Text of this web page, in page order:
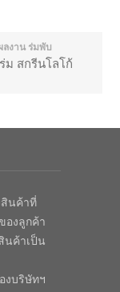
ลงาน ร่มพับ
ม สกรีนโลโก้
สินค้าที่
องลูกค้า
นค้าเป็น
งบริษัทฯ